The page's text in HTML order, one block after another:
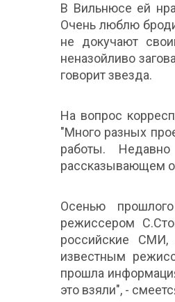
В Вильнюсе ей
Очень люблю
не докучают
неназойливо
говорит звезда.
На вопрос
"Много разных
работы.
рассказывающем
Осенью
режиссером
российские СМИ,
известным
прошла
это взяли", -